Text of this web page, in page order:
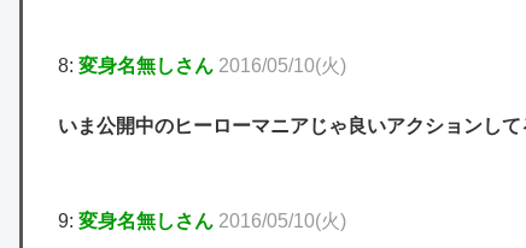
8: 変身名無しさん 2016/05/10(火)
いま公開中のヒーローマニアじゃ良いアクションして
9: 変身名無しさん 2016/05/10(火)